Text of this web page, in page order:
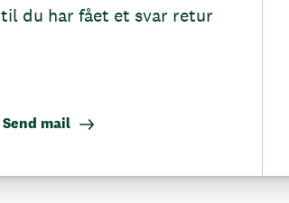
til du har fået et svar retur
Send mail